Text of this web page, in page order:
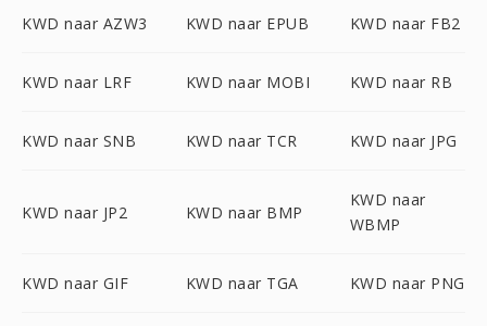
KWD naar AZW3 KWD naar EPUB KWD naar FB2
KWD naar LRF KWD naar MOBI KWD naar RB
KWD naar SNB KWD naar TCR KWD naar JPG
KWD naar JP2 KWD naar BMP
KWD naar
WBMP
KWD naar GIF KWD naar TGA KWD naar PNG